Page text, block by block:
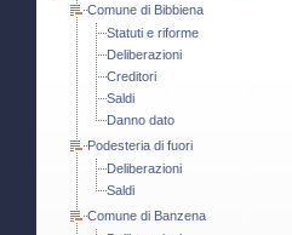
Comune di Bibbiena
Statuti e riforme
Deliberazioni
Creditori
Saldi
Danno dato
Podesteria di fuori
Deliberazioni
Saldi
Comune di Banzena